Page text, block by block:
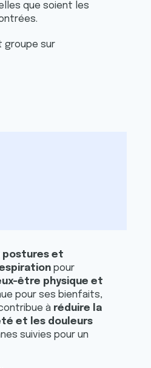
que soient les
groupe sur
postures et
pour
être physique et
pour ses bienfaits,
à réduire la
et les douleurs
suivies pour un